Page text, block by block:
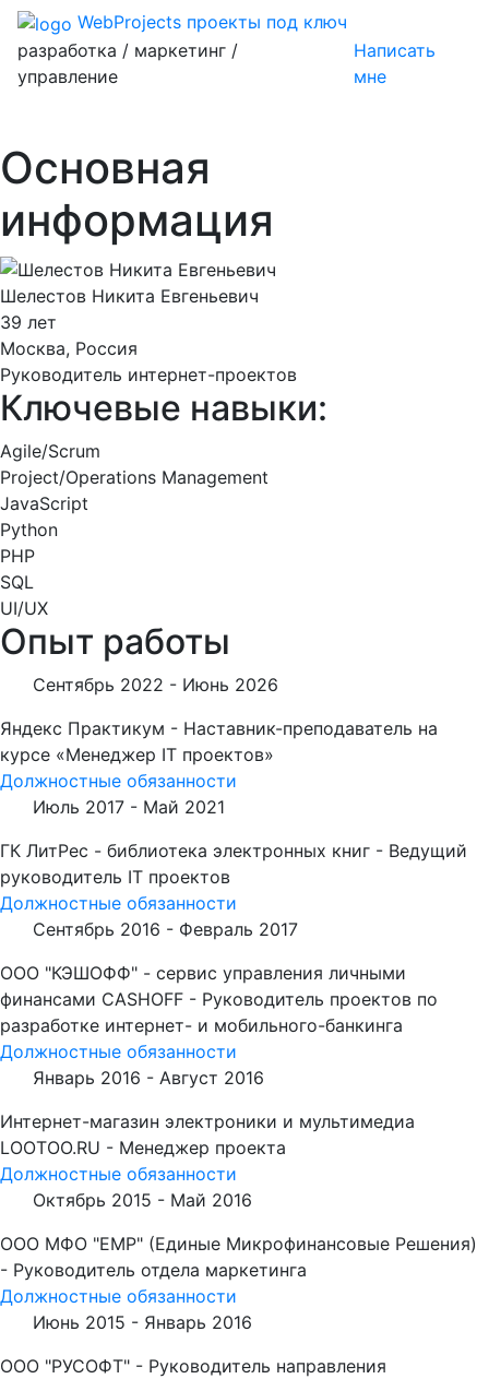
WebProjects проекты под ключ
разработка / маркетинг /
управление
Написать
мне
Основная
информация
Шелестов Никита Евгеньевич
39 лет
Москва, Россия
Руководитель интернет-проектов
Ключевые навыки:
Agile/Scrum
Project/Operations Management
JavaScript
Python
PHP
SQL
UI/UX
Опыт работы
Сентябрь 2022 - Июнь 2026
Яндекс Практикум - Наставник-преподаватель на
курсе «Менеджер IT проектов»
Должностные обязанности
Июль 2017 - Май 2021
ГК ЛитРес - библиотека электронных книг - Ведущий
руководитель IT проектов
Должностные обязанности
Сентябрь 2016 - Февраль 2017
ООО "КЭШОФФ" - сервис управления личными
финансами CASHOFF - Руководитель проектов по
разработке интернет- и мобильного-банкинга
Должностные обязанности
Январь 2016 - Август 2016
Интернет-магазин электроники и мультимедиа
LOOTOO.RU - Менеджер проекта
Должностные обязанности
Октябрь 2015 - Май 2016
ООО МФО "ЕМР" (Единые Микрофинансовые Решения)
- Руководитель отдела маркетинга
Должностные обязанности
Июнь 2015 - Январь 2016
ООО "РУСОФТ" - Руководитель направления